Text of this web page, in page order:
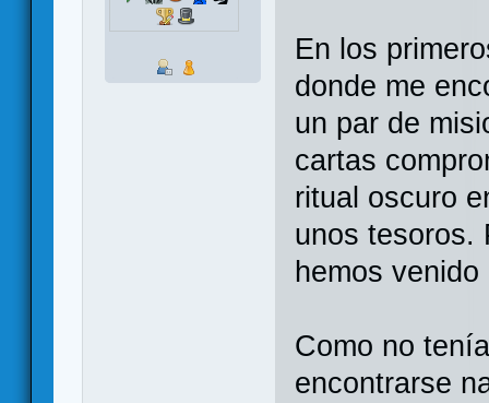
En los
donde me
un par de
cartas
ritual oscuro
unos tesoros.
hemos
Como no
encontrarse